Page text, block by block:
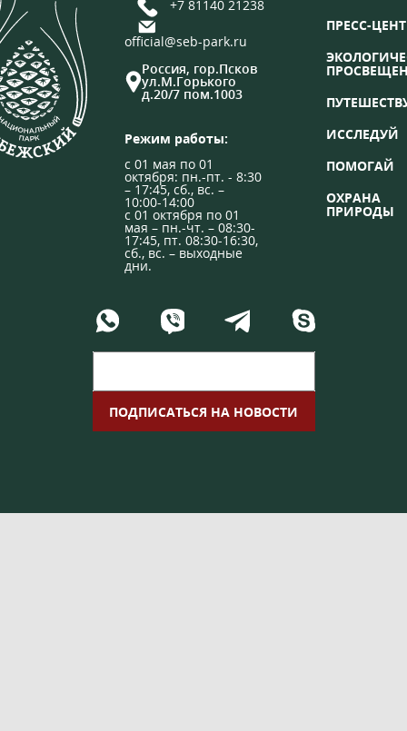
+7 81140 21238
official@seb-park.ru
Россия, гор.Псков
ул.М.Горького
д.20/7 пом.1003
Режим работы:
с 01 мая по 01
октября: пн.-пт. - 8:30
– 17:45, сб., вс. –
10:00-14:00
с 01 октября по 01
мая – пн.-чт. – 08:30-
17:45, пт. 08:30-16:30,
сб., вс. – выходные
дни.
ПРЕСС-
ИССЛЕДУЙ
ПОМОГАЙ
ОХРАНА
ПРИРОДЫ